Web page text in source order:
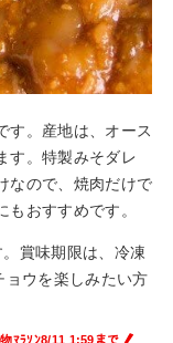
す。産地は、オース
す。特製みそダレ
なので、焼肉だけで
おすすめです。
賞味期限は、冷凍
ウを楽しみたい方